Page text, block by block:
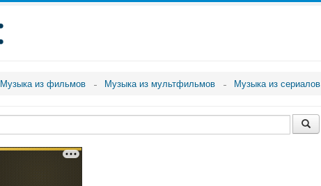
Музыка из фильмов Музыка из мультфильмов Музыка из сериалов